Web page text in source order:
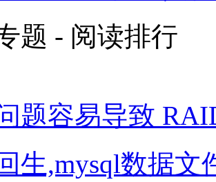
题 - 阅读排行
题容易导致
生,mysql数据文